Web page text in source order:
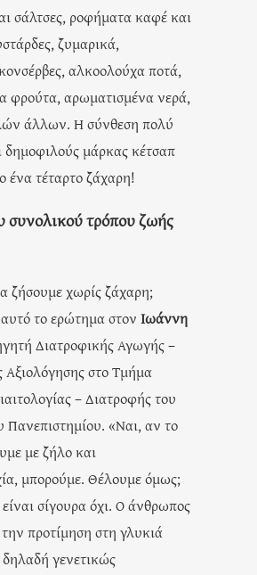
σάλτσες, ροφήματα καφέ και
ζυμαρικά,
αλκοολούχα ποτά,
φρούτα, αρωματισμένα νερά,
άλλων. Η σύνθεση πολύ
δημοφιλούς μάρκας κέτσαπ
ένα τέταρτο ζάχαρη!
συνολικού τρόπου ζωής
ζήσουμε χωρίς ζάχαρη;
το ερώτημα στον Ιωάννη
Διατροφικής Αγωγής –
Αξιολόγησης στο Τμήμα
– Διατροφής του
Πανεπιστημίου. «Ναι, αν το
με ζήλο και
μπορούμε. Θέλουμε όμως;
σίγουρα όχι. Ο άνθρωπος
προτίμηση στη γλυκιά
δηλαδή γενετικώς